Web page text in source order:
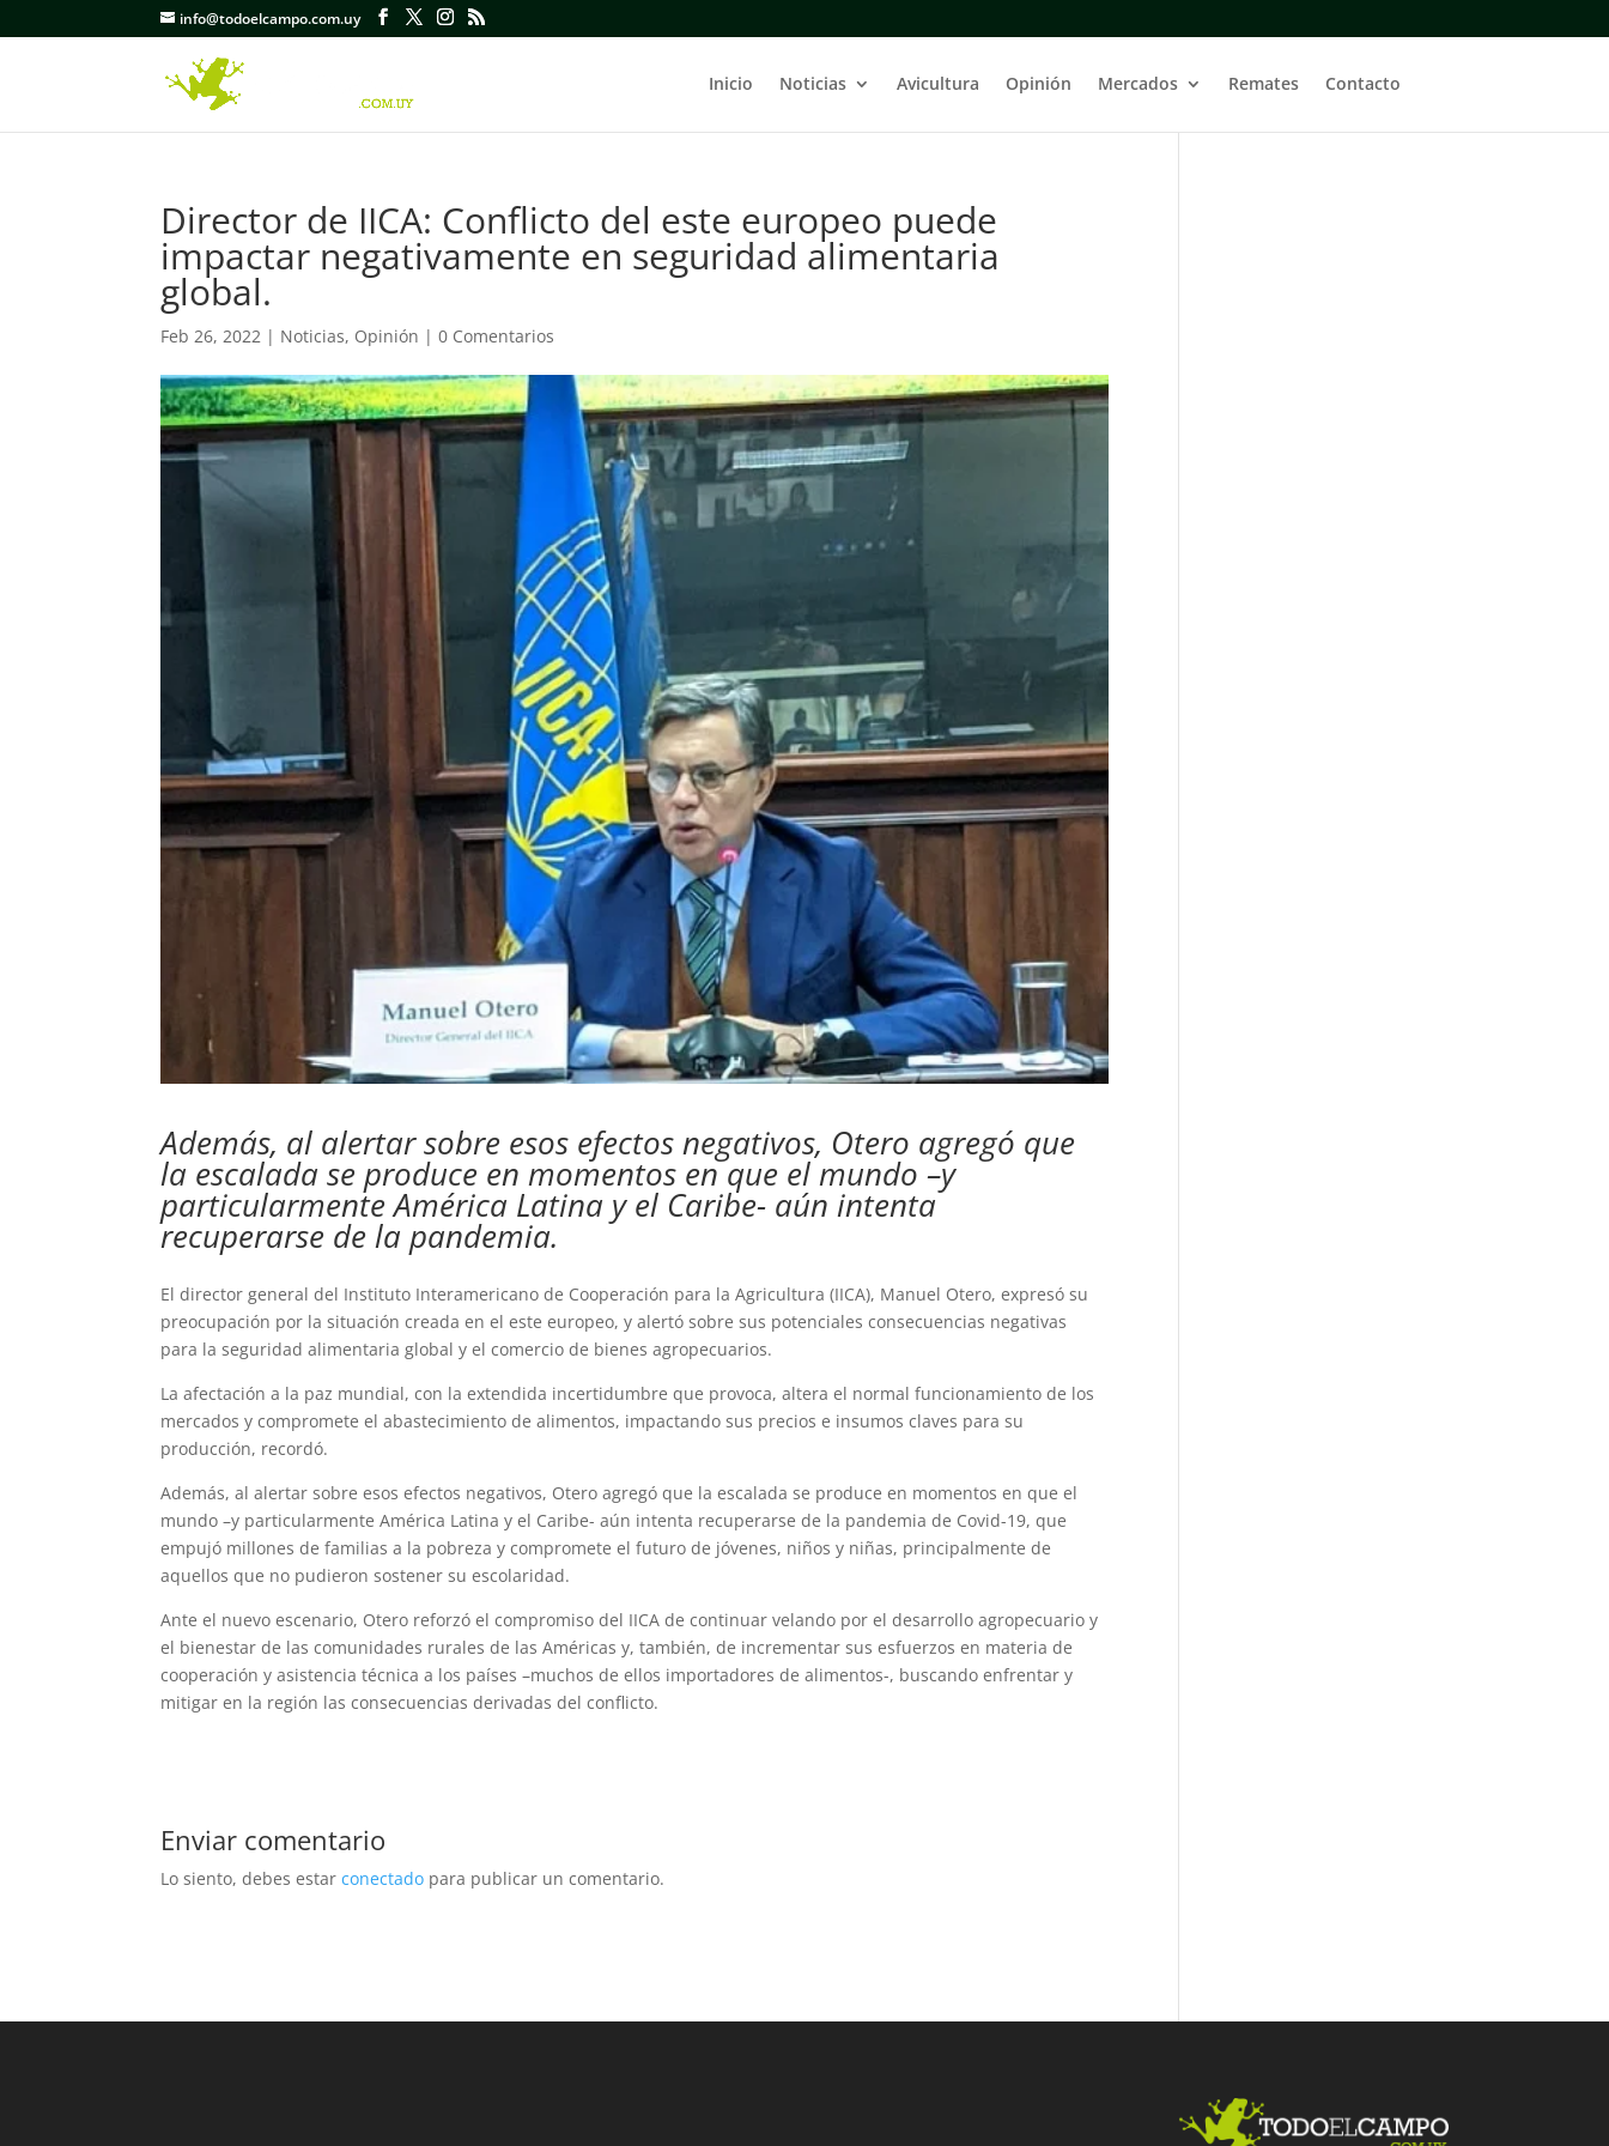
info@todoelcampo.com.uy
Inicio Noticias Avicultura Opinión Mercados Remates Contacto
Director de IICA: Conflicto del este europeo puede
impactar negativamente en seguridad alimentaria
global.
Feb 26, 2022 | Noticias, Opinión |0 Comentarios
Además, al alertar sobre esos efectos negativos, Otero agregó que
la escalada se produce en momentos en que el mundo –y
particularmente América Latina y el Caribe- aún intenta
recuperarse de la pandemia.
El director general del Instituto Interamericano de Cooperación para la Agricultura (IICA), Manuel Otero, expresó su
preocupación por la situación creada en el este europeo, y alertó sobre sus potenciales consecuencias negativas
para la seguridad alimentaria global y el comercio de bienes agropecuarios.
La afectación a la paz mundial, con la extendida incertidumbre que provoca, altera el normal funcionamiento de los
mercados y compromete el abastecimiento de alimentos, impactando sus precios e insumos claves para su
producción, recordó.
Además, al alertar sobre esos efectos negativos, Otero agregó que la escalada se produce en momentos en que el
mundo –y particularmente América Latina y el Caribe- aún intenta recuperarse de la pandemia de Covid-19, que
empujó millones de familias a la pobreza y compromete el futuro de jóvenes, niños y niñas, principalmente de
aquellos que no pudieron sostener su escolaridad.
Ante el nuevo escenario, Otero reforzó el compromiso del IICA de continuar velando por el desarrollo agropecuario y
el bienestar de las comunidades rurales de las Américas y, también, de incrementar sus esfuerzos en materia de
cooperación y asistencia técnica a los países –muchos de ellos importadores de alimentos-, buscando enfrentar y
mitigar en la región las consecuencias derivadas del conflicto.
Enviar comentario
Lo siento, debes estarconectado para publicar un comentario.
Fac
ebo
Twit
ter